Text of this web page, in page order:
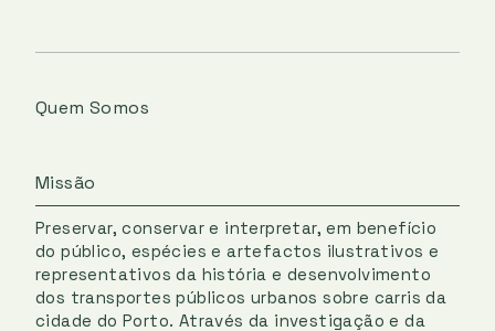
Quem Somos
Missão
Preservar, conservar e interpretar, em benefício
do público, espécies e artefactos ilustrativos e
representativos da história e desenvolvimento
dos transportes públicos urbanos sobre carris da
cidade do Porto. Através da investigação e da